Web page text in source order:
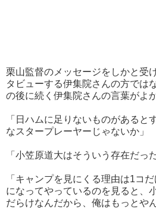
栗山監督のメッセージをしかと受
タビューする伊集院さんの方では
の後に続く伊集院さんの言葉がよ
「日ハムに足りないものがあると
なスタープレーヤーじゃないか」
「小笠原道大はそういう存在だった
「キャンプを見にくる理由は1コ
になってやっているのを見ると、
だらけなんだから、俺はもっとや